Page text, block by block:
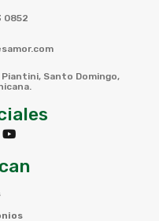
0852
Piantini, Santo Domingo,